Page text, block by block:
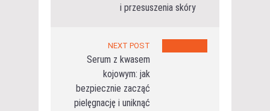
i przesuszenia skóry
NEXT POST
Serum z kwasem
kojowym: jak
bezpiecznie zacząć
pielęgnację i uniknąć